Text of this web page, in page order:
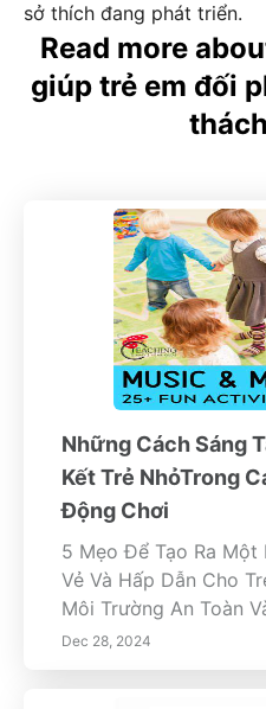
sở thích đang phát triển.
Read more
giúp trẻ em đối
Những Cách Sáng
Kết Trẻ NhỏTrong
Động Chơi
5 Mẹo Để Tạo Ra Một
Vẻ Và Hấp Dẫn Cho
Môi Trường An Toàn
không gian chơi cho
khu vực riêng biệt mà
Dec 28, 2024